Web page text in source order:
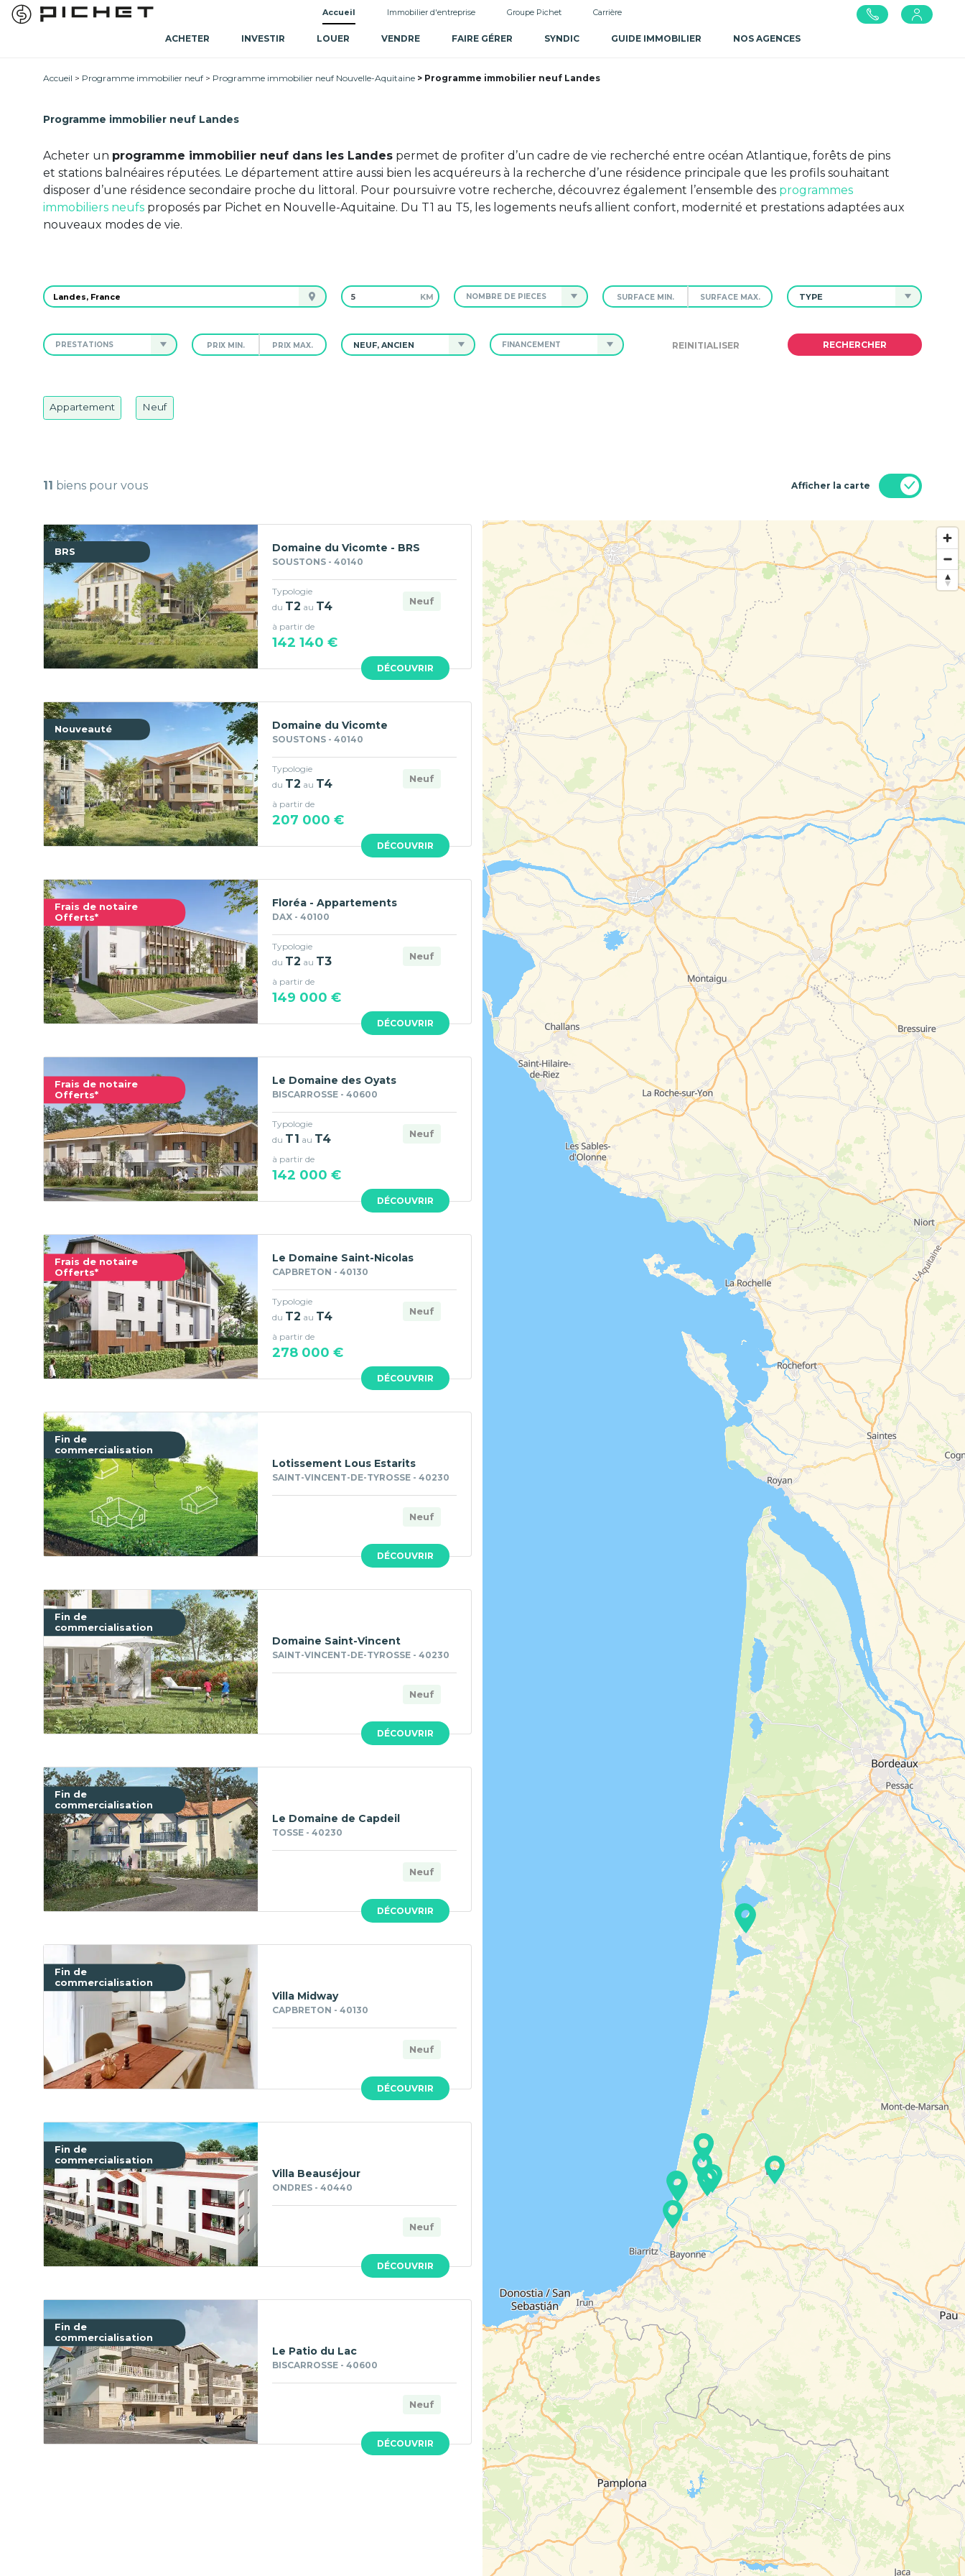
Accueil Immobilier d'entreprise Groupe Pichet Carrière
ACHETER INVESTIR LOUER VENDRE FAIRE GÉRER SYNDIC GUIDE IMMOBILIER NOS AGENCES
Accueil Programme immobilier neuf Programme immobilier neuf Nouvelle-Aquitaine Programme immobilier neuf Landes
Programme immobilier neuf Landes
Acheter un programme immobilier neuf dans les Landes permet de profiter d’un cadre de vie recherché entre océan Atlantique, forêts de pins
et stations balnéaires réputées. Le département attire aussi bien les acquéreurs à la recherche d’une résidence principale que les profils souhaitant
disposer d’une résidence secondaire proche du littoral. Pour poursuivre votre recherche, découvrez également l’ensemble des programmes
immobiliers neufs proposés par Pichet en Nouvelle-Aquitaine. Du T1 au T5, les logements neufs allient confort, modernité et prestations adaptées aux
nouveaux modes de vie.
KM NOMBRE DE PIÈCES TYPE
PRESTATIONS NEUF, ANCIEN FINANCEMENT
Appartement Neuf
11 biens pour vous Afficher la carte
BRS
DÉCOUVRIR
Domaine du Vicomte - BRS
SOUSTONS - 40140
Neuf
Typologie
du T2 au T4
à partir de
142 140 €
Nouveauté
DÉCOUVRIR
Domaine du Vicomte
SOUSTONS - 40140
Neuf
Typologie
du T2 au T4
à partir de
207 000 €
Frais de notaire
Offerts*
DÉCOUVRIR
Floréa - Appartements
DAX - 40100
Neuf
Typologie
du T2 au T3
à partir de
149 000 €
Frais de notaire
Offerts*
DÉCOUVRIR
Le Domaine des Oyats
BISCARROSSE - 40600
Neuf
Typologie
du T1 au T4
à partir de
142 000 €
Frais de notaire
Offerts*
DÉCOUVRIR
Le Domaine Saint-Nicolas
CAPBRETON - 40130
Neuf
Typologie
du T2 au T4
à partir de
278 000 €
Fin de
commercialisation
DÉCOUVRIR
Lotissement Lous Estarits
SAINT-VINCENT-DE-TYROSSE - 40230
Neuf
Fin de
commercialisation
DÉCOUVRIR
Domaine Saint-Vincent
SAINT-VINCENT-DE-TYROSSE - 40230
Neuf
Fin de
commercialisation
DÉCOUVRIR
Le Domaine de Capdeil
TOSSE - 40230
Neuf
Fin de
commercialisation
DÉCOUVRIR
Villa Midway
CAPBRETON - 40130
Neuf
Fin de
commercialisation
DÉCOUVRIR
Villa Beauséjour
ONDRES - 40440
Neuf
Fin de
commercialisation
DÉCOUVRIR
Le Patio du Lac
BISCARROSSE - 40600
Neuf